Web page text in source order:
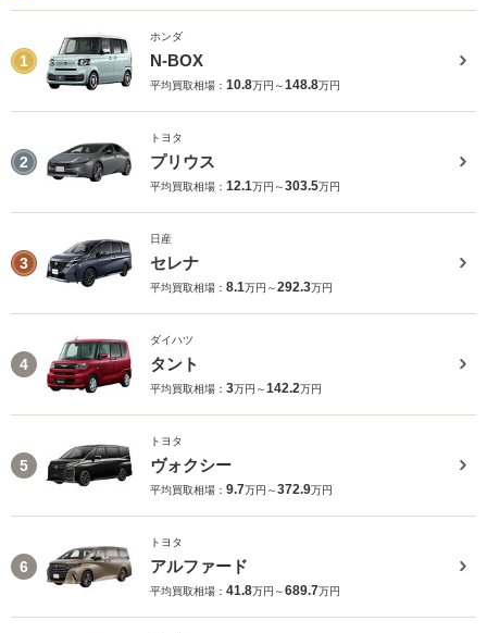
1
ホンダ
N-BOX
平均買取相場： 10.8万円～148.8万円
2
トヨタ
プリウス
平均買取相場： 12.1万円～303.5万円
3
日産
セレナ
平均買取相場： 8.1万円～292.3万円
4
ダイハツ
タント
平均買取相場： 3万円～142.2万円
5
トヨタ
ヴォクシー
平均買取相場： 9.7万円～372.9万円
6
トヨタ
アルファード
平均買取相場： 41.8万円～689.7万円